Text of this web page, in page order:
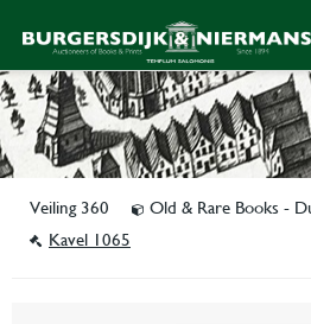
Veiling 360
Old & Rare Books -
Kavel 1065